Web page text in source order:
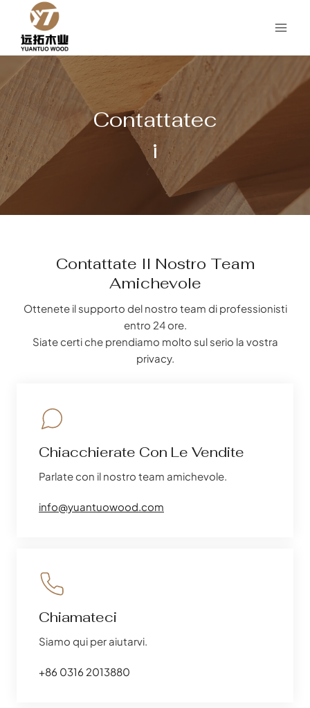
contenuto
Contattatec
I
Contattate Il Nostro Team
Amichevole
Ottenete il supporto del nostro team di professionisti
entro 24 ore.
Siate certi che prendiamo molto sul serio la vostra
privacy.
Chiacchierate Con Le Vendite
Parlate con il nostro team amichevole.
info@yuantuowood.com
Chiamateci
Siamo qui per aiutarvi.
+86 0316 2013880